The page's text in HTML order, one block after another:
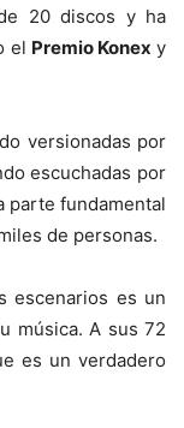
20 discos y ha
el Premio Konex y
versionadas por
escuchadas por
parte fundamental
de personas.
escenarios es un
música. A sus 72
es un verdadero